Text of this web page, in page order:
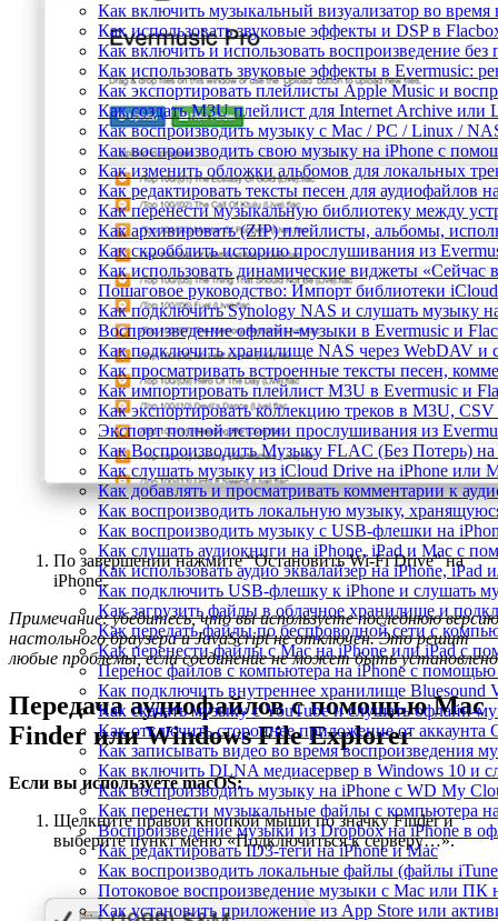
Как включить музыкальный визуализатор во
Как использовать звуковые эффекты и DSP в
Как включить и использовать воспроизведение без
Как использовать звуковые эффекты в Evermusic:
Как экспортировать плейлисты Apple Music и
Как создать M3U плейлист для Internet Archive или
Как воспроизводить музыку с Mac / PC / Linux /
Как воспроизводить свою музыку на iPhone с
Как изменить обложки альбомов для локальных
Как редактировать тексты песен для аудиофайлов
Как перенести музыкальную библиотеку между
Как архивировать (ZIP) плейлисты, альбомы,
Как скробблить историю прослушивания из
Как использовать динамические виджеты «Сейчас
Пошаговое руководство: Импорт библиотеки
Как подключить Synology NAS и слушать музыку
Воспроизведение офлайн-музыки в Evermusic и
Как подключить хранилище NAS через WebDAV и
Как просматривать встроенные тексты песен,
Как импортировать плейлист M3U в Evermusic и
Как экспортировать коллекцию треков в M3U,
Экспорт полной истории прослушивания из
Как Воспроизводить Музыку FLAC (Без Потерь)
Как слушать музыку из iCloud Drive на iPhone или
Как добавлять и просматривать комментарии к
Как воспроизводить локальную музыку,
Как воспроизводить музыку с USB-флешки на
Как слушать аудиокниги на iPhone, iPad и Mac с
Как использовать аудио эквалайзер на iPhone, iPad
Как подключить USB-флешку к iPhone и слушать
Как загрузить файлы в облачное хранилище и
Как передать файлы по беспроводной сети с
Как перенести файлы с Mac на iPhone или iPad с
Перенос файлов с компьютера на iPhone с
Как подключить внутреннее хранилище Bluesound
Как скачать музыку с YouTube и слушать офлайн-
Как отключить стороннее приложение от аккаунта
Как записывать видео во время воспроизведения
Как включить DLNA медиасервер в Windows 10 и
Как воспроизводить музыку на iPhone с WD My
Как перенести музыкальные файлы с компьютера
Воспроизведение музыки из Dropbox на iPhone в
Как редактировать ID3-теги на iPhone и Mac
Как воспроизводить локальные файлы (файлы
Потоковое воспроизведение музыки с Mac или ПК
Как установить приложение из App Store или
По завершении нажмите “Остановить Wi-Fi Drive” на
iPhone.
Примечание: убедитесь, что вы используете последнюю версию
настольного браузера и JavaScript не отключен. Это решит
любые проблемы, если соединение не может быть
Передача аудиофайлов с помощью Mac
Finder или Windows File Explorer
Если вы используете macOS:
Щелкните правой кнопкой мыши по значку Finder и
выберите пункт меню «Подключиться к серверу…».